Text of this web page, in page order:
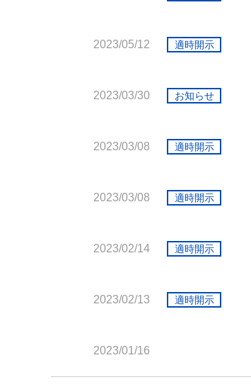
2023/05/12 適時開示
2023/03/30 お知らせ
2023/03/08 適時開示
2023/03/08 適時開示
2023/02/14 適時開示
2023/02/13 適時開示
2023/01/16